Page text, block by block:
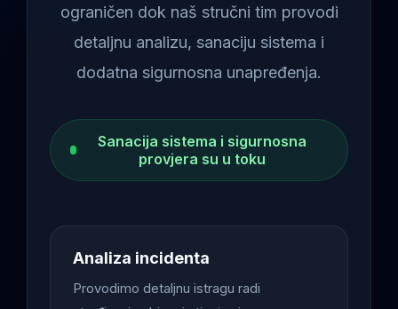
ograničen dok naš stručni tim provodi
detaljnu analizu, sanaciju sistema i
dodatna sigurnosna unapređenja.
Sanacija sistema i sigurnosna
provjera su u toku
Analiza incidenta
Provodimo detaljnu istragu radi